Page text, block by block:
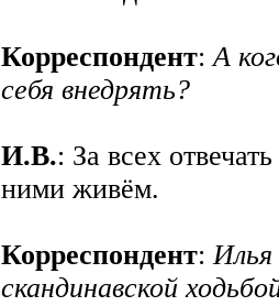
Корреспондент:А
себя внедрять?
И.В.: За всех
ними живём.
Корреспондент:Илья
скандинавской